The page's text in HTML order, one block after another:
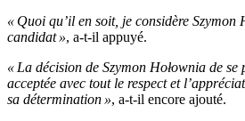
« Quoi qu’il en soit, je considère Szymon
candidat », a-t-il appuyé.
« La décision de Szymon Hołownia de se
acceptée avec tout le respect et
sa détermination », a-t-il encore ajouté.